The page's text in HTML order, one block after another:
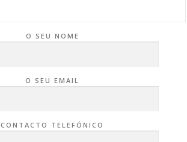
O SEU NOME
O SEU EMAIL
CONTACTO TELEFÓNICO